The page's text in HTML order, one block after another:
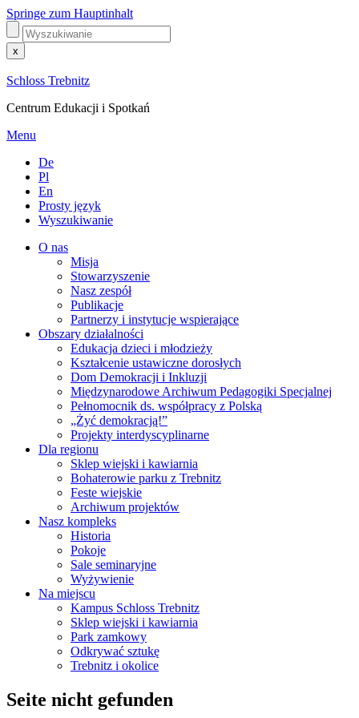
Springe zum Hauptinhalt
x
Schloss Trebnitz
Centrum Edukacji i Spotkań
Menu
De
Pl
En
Prosty język
Wyszukiwanie
O nas
Misja
Stowarzyszenie
Nasz zespół
Publikacje
Partnerzy i instytucje wspierające
Obszary działalności
Edukacja dzieci i młodzieży
Kształcenie ustawiczne dorosłych
Dom Demokracji i Inkluzji
Międzynarodowe Archiwum Pedagogiki Specjalnej
Pełnomocnik ds. współpracy z Polską
„Żyć demokracją!”
Projekty interdyscyplinarne
Dla regionu
Sklep wiejski i kawiarnia
Bohaterowie parku z Trebnitz
Feste wiejskie
Archiwum projektów
Nasz kompleks
Historia
Pokoje
Sale seminaryjne
Wyżywienie
Na miejscu
Kampus Schloss Trebnitz
Sklep wiejski i kawiarnia
Park zamkowy
Odkrywać sztukę
Trebnitz i okolice
Seite nicht gefunden